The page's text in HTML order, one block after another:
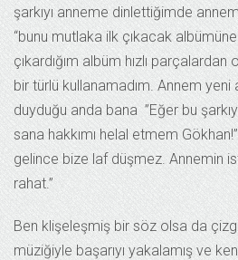
şarkıyı anneme dinlettiğimde
“bunu mutlaka ilk çıkacak
çıkardığım albüm hızlı parçalardan
bir türlü kullanamadım. Annem yeni
duyduğu anda bana ”Eğer bu
sana hakkımı helal etmem
gelince bize laf düşmez. Annemin
rahat.”
Ben klişeleşmiş bir söz olsa da
müziğiyle başarıyı yakalamış ve